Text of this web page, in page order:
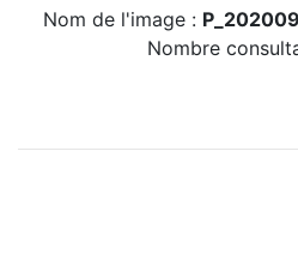
Nom de l'image :
Nombre